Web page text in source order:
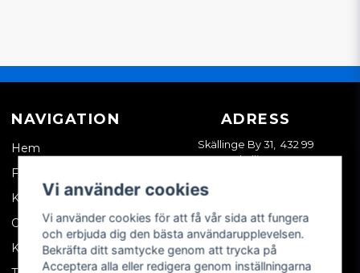
NAVIGATION
Hem
Företagskund
Kontakta oss
Om oss
Köpvillkor
ADRESS
Skällinge By 31, 432 99
Skällinge
Vi använder cookies
Vi använder cookies för att få vår sida att fungera
och erbjuda dig den bästa användarupplevelsen.
Bekräfta ditt samtycke genom att trycka på
Acceptera alla eller redigera genom inställningarna